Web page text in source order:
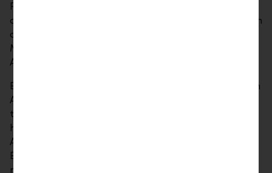
Portfolio aufzunehmen. Hierdurch kommen wir
allerdings eher vom Regen in die Traufe, bedenkt man
die damit einhergehenden Risiken. Eine andere
Möglichkeit wäre das Erwägen alternativer
Anlageklassen. Aber was genau ist das?
Einfach ausgedrückt, handelt es sich bei alternativen
Anlageklassen um jede Anlage, die über das
traditionelle Kaufen und Halten (long-only)
hinausgeht. Das einfachste Beispiel alternativer
Anlagen sind Energierohstoffe. Der
Energierohstoffindex hat in den letzten zwei Jahren
nicht nur eine erstaunliche Performance hingelegt,